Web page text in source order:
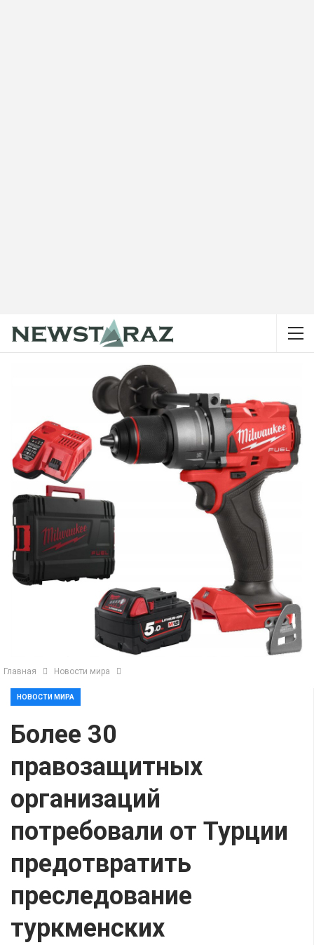
Главная Новости мира
НОВОСТИ МИРА
Более 30
правозащитных
организаций
потребовали от Турции
предотвратить
преследование
туркменских